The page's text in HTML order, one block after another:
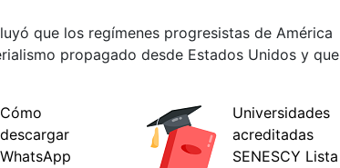
que los regímenes progresistas de América
propagado desde Estados Unidos y que